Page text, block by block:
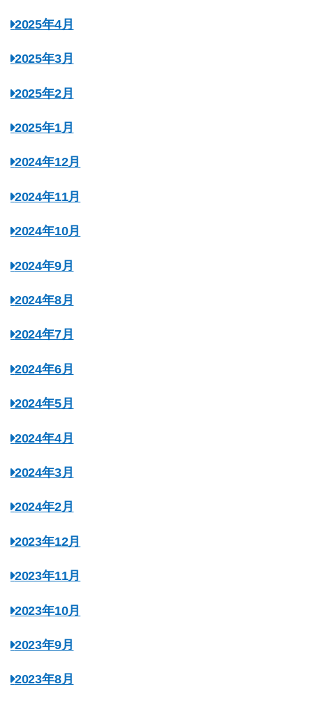
2025年4月
2025年3月
2025年2月
2025年1月
2024年12月
2024年11月
2024年10月
2024年9月
2024年8月
2024年7月
2024年6月
2024年5月
2024年4月
2024年3月
2024年2月
2023年12月
2023年11月
2023年10月
2023年9月
2023年8月